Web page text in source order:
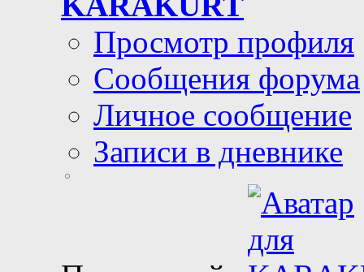
Просмотр профиля
Сообщения форума
Личное сообщение
Записи в дневнике